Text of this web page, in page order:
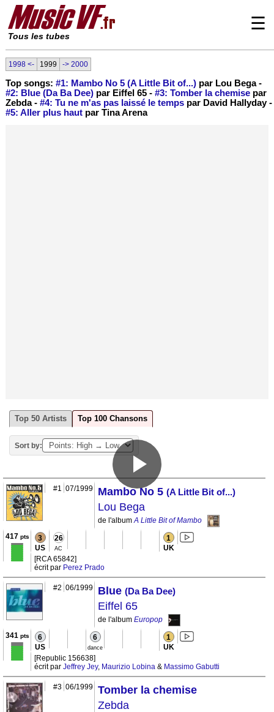
Tous les tubes
☰
1998 <- 1999 -> 2000
Top songs: #1: Mambo No 5 (A Little Bit of...) par Lou Bega -
#2: Blue (Da Ba Dee) par Eiffel 65 - #3: Tomber la chemise par
Zebda - #4: Tu ne m'as pas laissé le temps par David Hallyday -
#5: Aller plus haut par Tina Arena
Top 50 Artists Top 100 Chansons
Sort by:
#1 07/1999 Mambo No 5 (A Little Bit of...)
Lou Bega
de l'albumA Little Bit of Mambo
417 pts 3
US
26
AC
1
UK
[RCA 65842]
écrit par Perez Prado
#2 06/1999 Blue (Da Ba Dee)
Eiffel 65
de l'album Europop
341 pts 6
US
6
dance
1
UK
[Republic 156638]
écrit par Jeffrey Jey, Maurizio Lobina & Massimo Gabutti
#3 06/1999 Tomber la chemise
Zebda